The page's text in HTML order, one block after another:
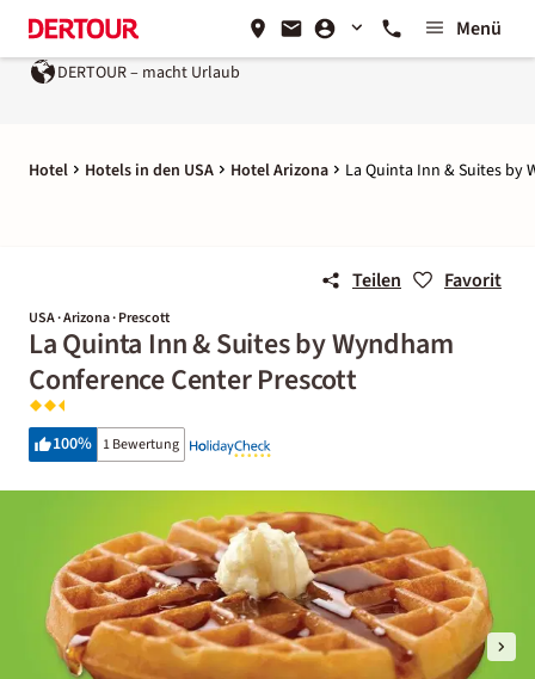
Menü
DERTOUR – macht Urlaub
Hotel Hotels in den USA Hotel Arizona La Quinta Inn & Suites by
Teilen Favorit
USA · Arizona · Prescott
La Quinta Inn & Suites by Wyndham
Conference Center Prescott
100% 1 Bewertung